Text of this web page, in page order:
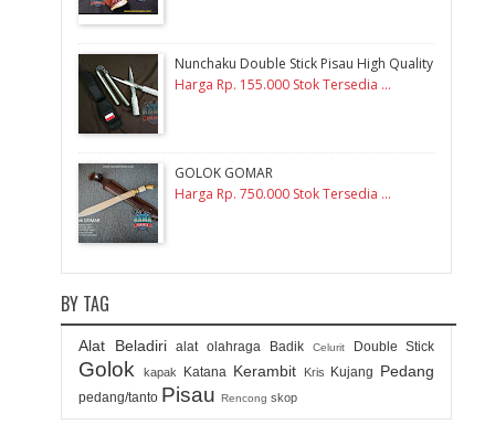
Nunchaku Double Stick Pisau High Quality
Harga Rp. 155.000 Stok Tersedia ...
GOLOK GOMAR
Harga Rp. 750.000 Stok Tersedia ...
BY TAG
Alat Beladiri alat olahraga Badik Celurit Double Stick
Golok kapak Katana Kerambit Kris Kujang Pedang
pedang/tanto Pisau Rencong skop